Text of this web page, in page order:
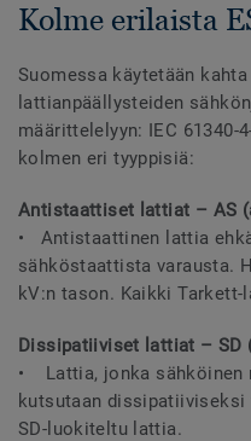
Kolme erilaista
Suomessa käytetään
lattianpäällysteiden
määrittelelyyn: IEC 61340-
kolmen eri tyyppisiä:
Antistaattiset lattiat – AS
• Antistaattinen lattia
sähköstaattista varausta.
kV:n tason. Kaikki
Dissipatiiviset lattiat – SD
• Lattia, jonka sähköinen
kutsutaan dissipatiiviseksi
SD-luokiteltu lattia.